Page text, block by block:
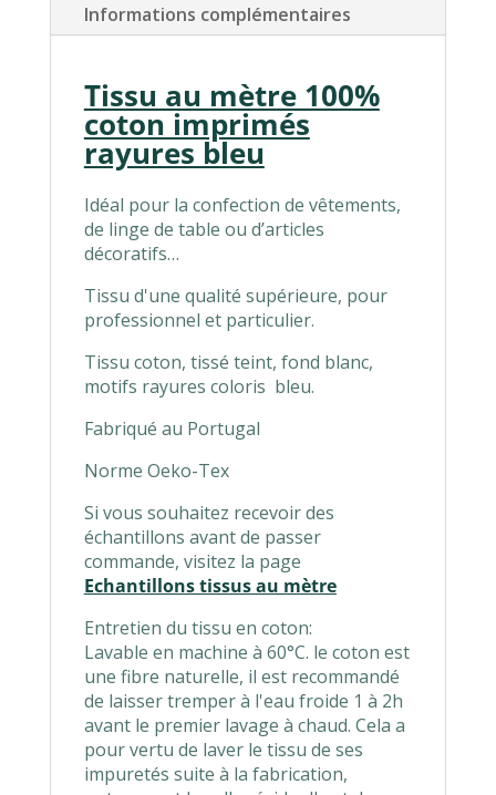
Informations complémentaires
Tissu au mètre 100%
coton imprimés
rayures bleu
Idéal pour la confection de vêtements,
de linge de table ou d’articles
décoratifs…
Tissu d'une qualité supérieure, pour
professionnel et particulier.
Tissu coton, tissé teint, fond blanc,
motifs rayures coloris bleu.
Fabriqué au Portugal
Norme Oeko-Tex
Si vous souhaitez recevoir des
échantillons avant de passer
commande, visitez la page
Echantillons tissus au mètre
Entretien du tissu en coton:
Lavable en machine à 60°C. le coton est
une fibre naturelle, il est recommandé
de laisser tremper à l'eau froide 1 à 2h
avant le premier lavage à chaud. Cela a
pour vertu de laver le tissu de ses
impuretés suite à la fabrication,